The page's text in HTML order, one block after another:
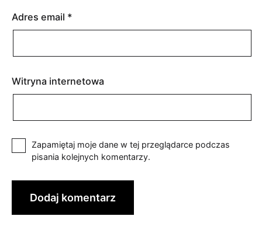
Adres email *
Witryna internetowa
Zapamiętaj moje dane w tej przeglądarce podczas
pisania kolejnych komentarzy.